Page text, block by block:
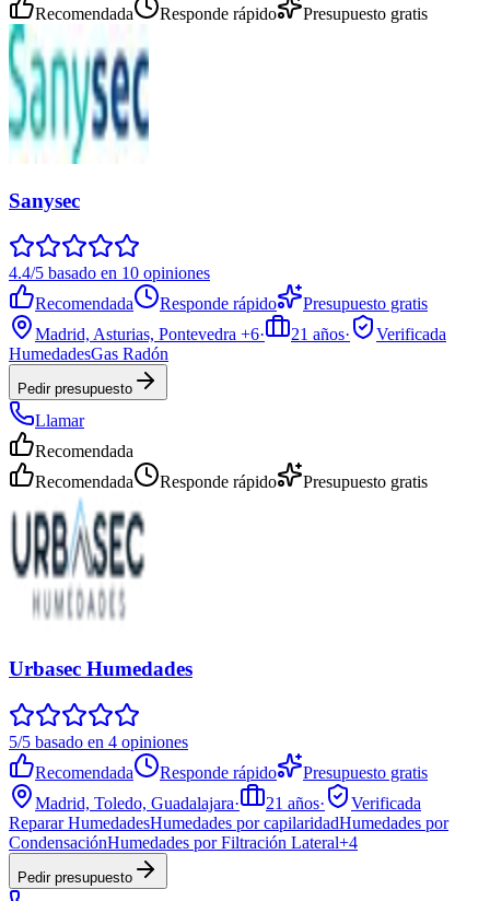
Recomendada
Responde rápido Presupuesto gratis
Sanysec
4.4/5 basado en 10 opiniones
Recomendada
Responde rápido
Presupuesto gratis
Madrid, Asturias, Pontevedra +6· 21 años·
Verificada
HumedadesGas Radón
Pedir presupuesto
Llamar
Recomendada
Recomendada
Responde rápido Presupuesto gratis
Urbasec Humedades
5/5 basado en 4 opiniones
Recomendada
Responde rápido
Presupuesto gratis
Madrid, Toledo, Guadalajara· 21 años·
Verificada
Reparar HumedadesHumedades por capilaridadHumedades por
CondensaciónHumedades por Filtración Lateral+4
Pedir presupuesto